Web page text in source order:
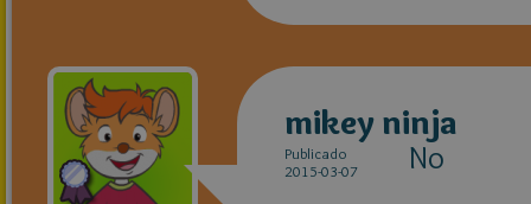
mikey ninja
Publicado
2015-03-07
No